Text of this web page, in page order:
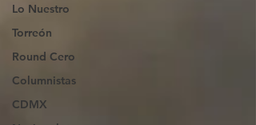
Lo Nuestro
Torreón
Round Cero
Columnistas
CDMX